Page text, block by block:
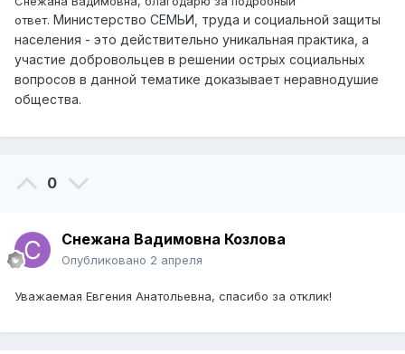
ответ. Министерство СЕМЬИ, труда и социальной защиты
населения - это действительно уникальная практика, а
участие добровольцев в решении острых социальных
вопросов в данной тематике доказывает неравнодушие
общества.
0
Снежана Вадимовна Козлова
Опубликовано 2 апреля
Уважаемая Евгения Анатольевна, спасибо за отклик!